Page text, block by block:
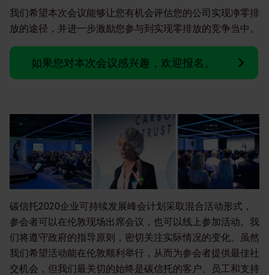
我们希望本次会议能够让您有机会评估您的公司实现净零排
放的途径，并进一步激励您参与到实现零排放的竞争当中。
如果您对本次会议感兴趣，欢迎报名。
碳信托2020企业可持续发展峰会计划采取混合活动形式，
参会者可以在伦敦现场出席会议，也可以线上参加活动。我
们将遵守政府的指导原则，密切关注实际情况的变化。虽然
我们希望活动能在伦敦顺利举行，从而为参会者提供最佳社
交机会，但我们最关切的始终是碳信托的客户、员工和支持